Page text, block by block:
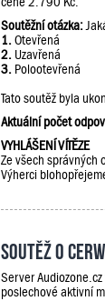
Soutěžní otázka:
1.Otevřená
2. Uzavřená
3. Polootevřená
Tato soutěž byla
Aktuální počet
VYHLÁŠENÍ VÍTĚZE
Ze všech správných
Výherci
Soutěž o
Server
poslechové aktivní